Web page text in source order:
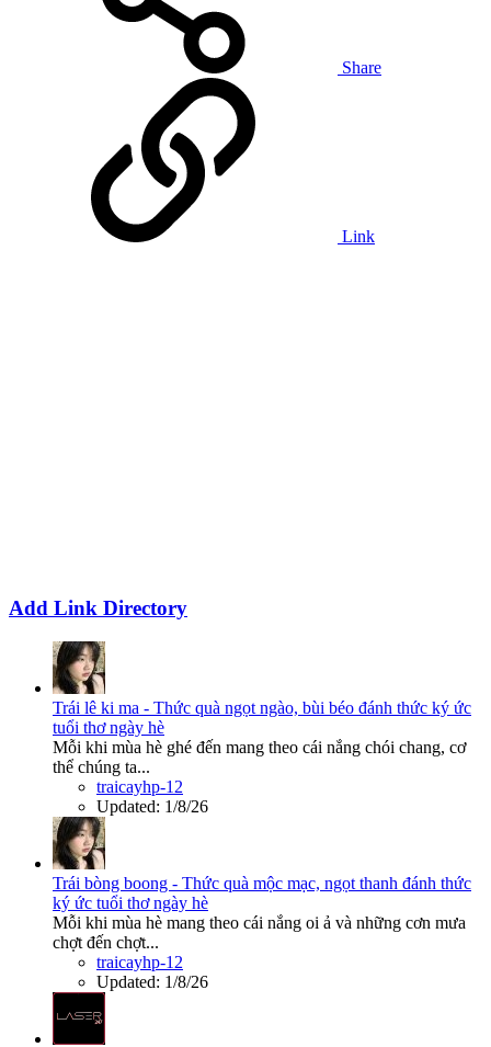
Share
Link
Add Link Directory
Trái lê ki ma - Thức quà ngọt ngào, bùi béo đánh thức ký ức
tuổi thơ ngày hè
Mỗi khi mùa hè ghé đến mang theo cái nắng chói chang, cơ
thể chúng ta...
traicayhp-12
Updated: 1/8/26
Trái bòng boong - Thức quà mộc mạc, ngọt thanh đánh thức
ký ức tuổi thơ ngày hè
Mỗi khi mùa hè mang theo cái nắng oi ả và những cơn mưa
chợt đến chợt...
traicayhp-12
Updated: 1/8/26